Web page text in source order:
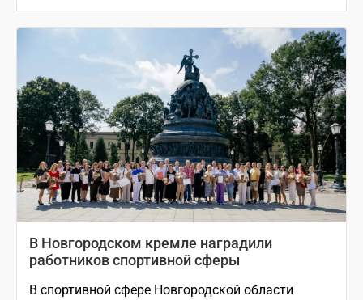
В Новгородском кремле наградили
работников спортивной сферы
В спортивной сфере Новгородской области